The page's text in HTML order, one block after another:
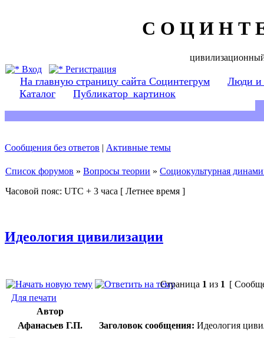
С О Ц И Н Т
Вход
Регистрация
На главную страницу сайта Социнтегрум
Люди и
Каталог
Публикатор_картинок
Сообщения без ответов | Активные темы
Список форумов » Вопросы теории » Социокультурная
Часовой пояс: UTC + 3 часа [ Летнее время ]
Идеология цивилизации
Страница 1 из 1 [
Для печати
Автор
Афанасьев Г.П.
Заголовок сообщения: Идеология